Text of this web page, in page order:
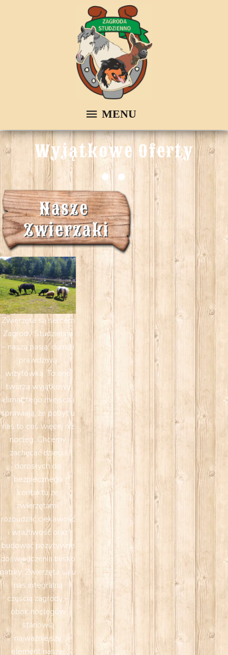
Wyjątkowe Oferty
Nasze
Zwierzaki
Zwierzęta są sercem
Zagrody Studzienno
– naszą pasją, dumą i
prawdziwą
wizytówką. To one
tworzą wyjątkowy
klimat tego miejsca i
sprawiają, że pobyt u
nas to coś więcej niż
nocleg. Chcemy
zachęcać dzieci i
dorosłych do
bezpiecznego
kontaktu ze
zwierzętami,
rozbudzać ciekawość
i wrażliwość oraz
budować pozytywne
doświadczenia blisko
natury. Zwierzęta są u
nas integralną
częścią zagrody –
obok noclegów
stanowią
najważniejszy
element naszej